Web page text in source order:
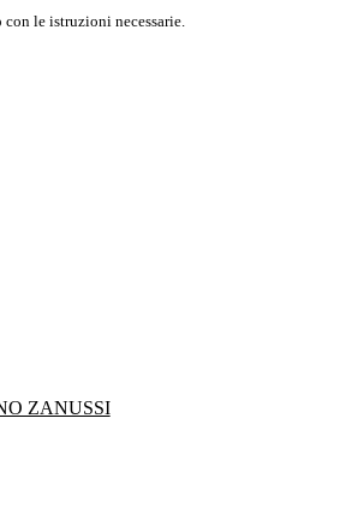
le istruzioni necessarie.